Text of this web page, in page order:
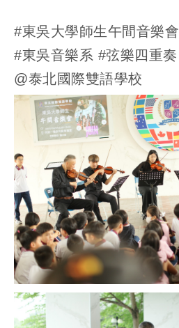
#東吳大學師生午間音樂會
#東吳音樂系 #弦樂四重奏
@泰北國際雙語學校